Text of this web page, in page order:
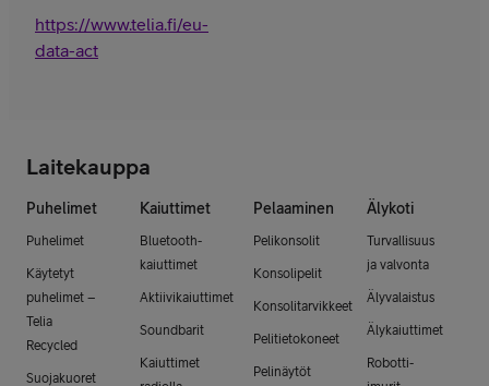
https://www.telia.fi/eu-
data-act
Laitekauppa
Puhelimet
Puhelimet
Käytetyt
puhelimet –
Telia
Recycled
Suojakuoret
Kaiuttimet
Bluetooth-
kaiuttimet
Aktiivikaiuttimet
Soundbarit
Kaiuttimet
Pelaaminen
Pelikonsolit
Konsolipelit
Konsolitarvikkeet
Pelitietokoneet
Pelinäytöt
Älykoti
Turvallisuus
ja valvonta
Älyvalaistus
Älykaiuttimet
Robotti-